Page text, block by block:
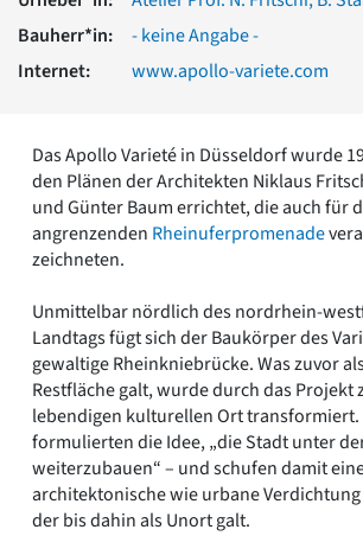
Vorromanik
Römische Antike
Über baukunst-nrw
Fachbeirat
Freunde & Förderer
Kontakt
Impressum
Datenschutz
Suchbegriff eingeben
Bauherr*in:
- keine Angabe -
Internet:
www.apollo-variete.com
Das Apollo Varieté in Düsseldorf wurde
den Plänen der Architekten Niklaus
und Günter Baum errichtet, die auch für
angrenzenden Rheinuferpromenade
zeichneten.
Unmittelbar nördlich des nordrhein-
Landtags fügt sich der Baukörper des
gewaltige Rheinkniebrücke. Was zuvor
Restfläche galt, wurde durch das Projekt
lebendigen kulturellen Ort transformiert.
formulierten die Idee, „die Stadt unter
weiterzubauen“ – und schufen damit
architektonische wie urbane
der bis dahin als Unort galt.